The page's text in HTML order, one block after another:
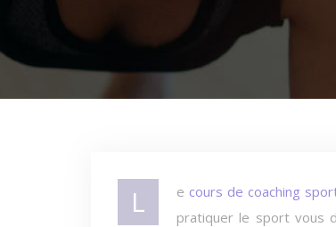
Le cours de coaching
pratiquer le sport vous